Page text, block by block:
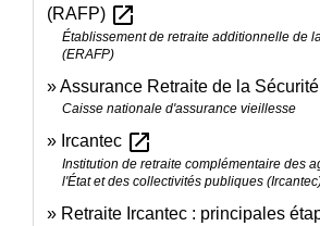
(RAFP) open_in_new
Établissement de retraite additionnelle de
(ERAFP)
Assurance Retraite de la
Caisse nationale d'assurance vieillesse
Ircantec open_in_new
Institution de retraite complémentaire des
l'État et des collectivités publiques
Retraite Ircantec : principales